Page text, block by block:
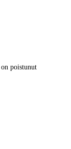
poistunut